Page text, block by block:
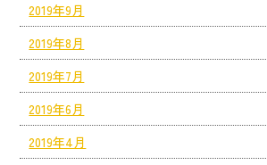
2019年9月
2019年8月
2019年7月
2019年6月
2019年4月